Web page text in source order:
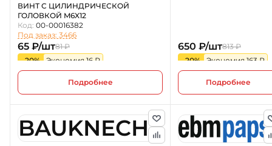
ВИНТ С ЦИЛИНДРИЧЕСКОЙ
ГОЛОВКОЙ M6X12
Код: 00-00016382
Под заказ: 3466
65 ₽/шт81 ₽
-20%
Экономия 16 ₽
Подробнее
650 ₽/шт813 ₽
-20%
Экономия 163 ₽
Подробнее
BAUKNECHT